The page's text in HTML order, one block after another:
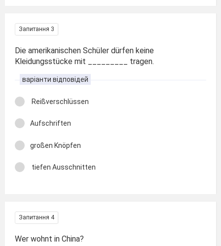
Запитання 3
Die amerikanischen Schüler dürfen keine
Kleidungsstücke mit _________ tragen.
варіанти відповідей
Reißverschlüssen
Aufschriften
großen Knöpfen
tiefen Ausschnitten
Запитання 4
Wer wohnt in China?